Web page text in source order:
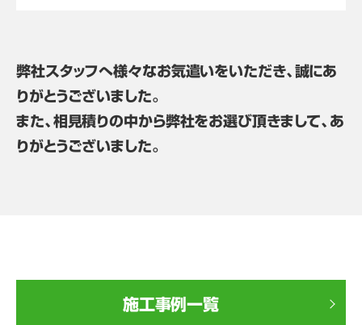
弊社スタッフへ様々なお気遣いをいただき、誠にあ
りがとうございました。
また、相見積りの中から弊社をお選び頂きまして、あ
りがとうございました。
施工事例一覧